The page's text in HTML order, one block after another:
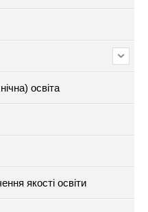
освіта
якості освіти